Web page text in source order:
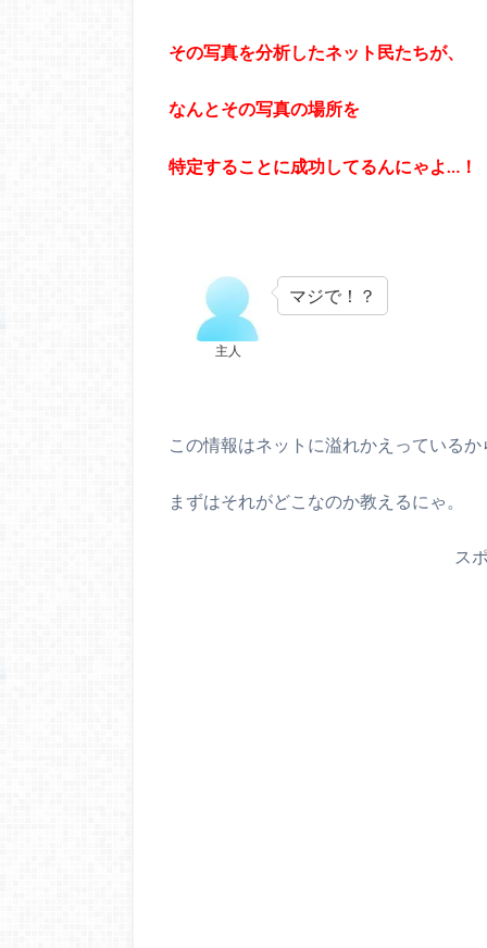
その写真を分析したネット民たちが、
なんとその写真の場所を
特定することに成功してるんにゃよ…！
主人
マジで！？
この情報はネットに溢れかえっているか
まずはそれがどこなのか教えるにゃ。
ス